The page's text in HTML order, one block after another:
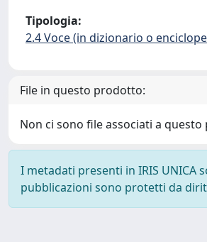
Tipologia:
2.4 Voce (in dizionario o
File in questo prodotto:
Non ci sono file associati a
I metadati presenti in IRIS UNICA
pubblicazioni sono protetti da